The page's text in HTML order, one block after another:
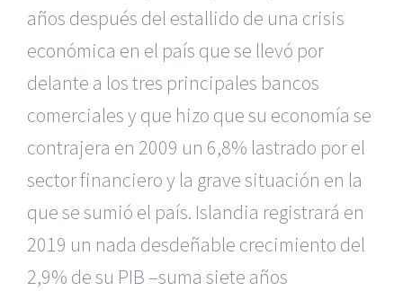
años después del estallido de una crisis
económica en el país que se llevó por
delante a los tres principales bancos
comerciales y que hizo que su economía se
contrajera en 2009 un 6,8% lastrado por el
sector financiero y la grave situación en la
que se sumió el país. Islandia registrará en
2019 un nada desdeñable crecimiento del
2,9% de su PIB –suma siete años